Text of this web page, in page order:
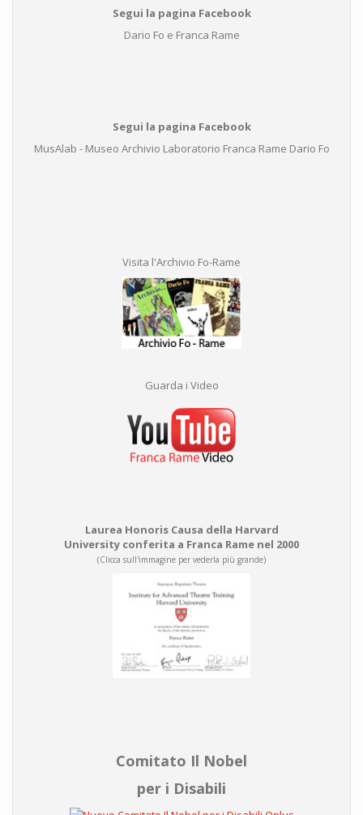
Segui la pagina Facebook
Dario Fo e Franca Rame
Segui la pagina Facebook
MusAlab - Museo Archivio Laboratorio Franca Rame Dario Fo
Visita l'Archivio Fo-Rame
Guarda i Video
Laurea Honoris Causa della Harvard
University conferita a Franca Rame nel 2000
(Clicca sull'immagine per vederla più grande)
Comitato Il Nobel
per i Disabili